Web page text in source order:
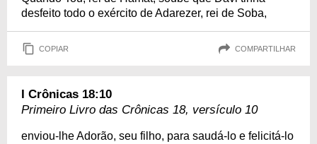
desfeito todo o exército de Adarezer, rei de Soba,
COPIAR COMPARTILHAR
I Crônicas 18:10
Primeiro Livro das Crônicas 18, versículo 10
enviou-lhe Adorão, seu filho, para saudá-lo e felicitá-lo